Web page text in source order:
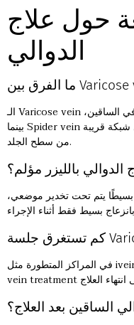
حول علاج
الدوالي
الـ Varicose vein هي أوردة متضخمة وكبيرة تظهر غالبًا في الساقين،
بينما Spider vein تكون أوردة صغيرة ورفيعة تظهر على شكل شبكة قريبة
من سطح الجلد.
الدوالي بالليزر مؤلم؟
بسيطًا يتم تحت تخدير موضعي،
في المراكز المتطورة مثل iveinclinic يمكن أن تستغرق جلسة Varicose
الساقين بعد العلاج؟